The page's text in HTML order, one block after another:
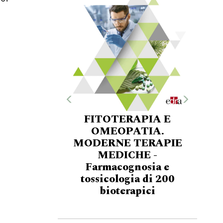
FITOTERAPIA E
OMEOPATIA.
MODERNE TERAPIE
MEDICHE -
Farmacognosia e
tossicologia di 200
bioterapici